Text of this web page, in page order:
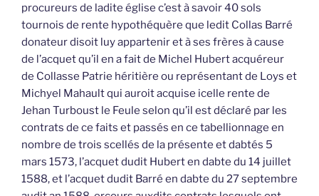
procureurs de ladite église c’est à savoir 40 sols
tournois de rente hypothéquère que ledit Collas Barré
donateur disoit luy appartenir et à ses frères à cause
de l’acquet qu’il en a fait de Michel Hubert acquéreur
de Collasse Patrie héritière ou représentant de Loys et
Michyel Mahault qui auroit acquise icelle rente de
Jehan Turboust le Feule selon qu’il est déclaré par les
contrats de ce faits et passés en ce tabellionnage en
nombre de trois scellés de la présente et dabtés 5
mars 1573, l’acquet dudit Hubert en dabte du 14 juillet
1588, et l’acquet dudit Barré en dabte du 27 septembre